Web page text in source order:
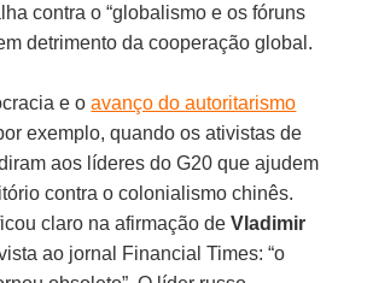
contra o “globalismo e os fóruns
detrimento da cooperação global.
e oavanço do autoritarismo
exemplo, quando os ativistas de
aos líderes do G20 que ajudem
contra o colonialismo chinês.
claro na afirmação deVladimir
ao jornal Financial Times: “o